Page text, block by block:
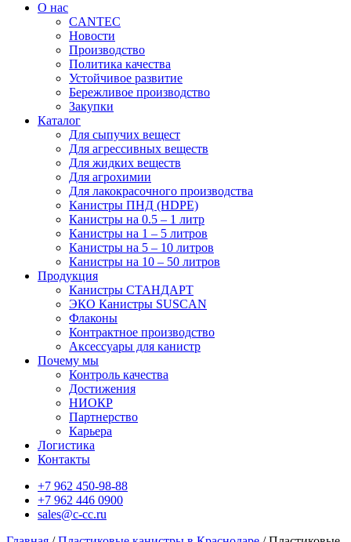
О нас
CANTEC
Новости
Производство
Политика качества
Устойчивое развитие
Бережливое производство
Закупки
Каталог
Для сыпучих вещест
Для агрессивных веществ
Для жидких веществ
Для агрохимии
Для лакокрасочного производства
Канистры ПНД (HDPE)
Канистры на 0.5 – 1 литр
Канистры на 1 – 5 литров
Канистры на 5 – 10 литров
Канистры на 10 – 50 литров
Продукция
Канистры СТАНДАРТ
ЭКО Канистры SUSCAN
Флаконы
Контрактное производство
Аксессуары для канистр
Почему мы
Контроль качества
Достижения
НИОКР
Партнерство
Карьера
Логистика
Контакты
+7 962 450-98-88
+7 962 446 0900
sales@c-cc.ru